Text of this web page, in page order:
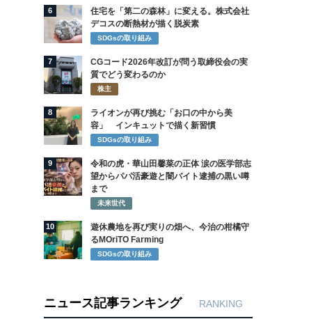
6
住宅を「第二の森林」に変える。株式会社
デコスの断熱材が描く脱炭素
SDGsの取り組み
7
CGコード2026年改訂が問う取締役会の実
質でどう変わるのか
株主
8
ライオンが再び挑む「お口の中から美
容」 インキュットで描く新習慣
SDGsの取り組み
9
令和の虎・華山田馨菜の正体 涙の医学部志
望からパパ活豪遊と闇バイト逮捕の黒い噂
まで
未来世代
10
遊休農地を再び実りの畑へ、今治の柑橘守
るMOriTO Farming
SDGsの取り組み
ニュース記事ランキング RANKING